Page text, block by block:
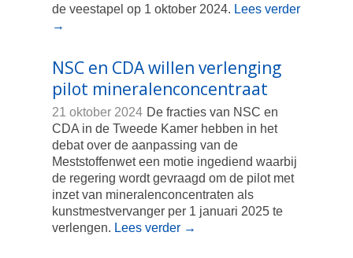
de veestapel op 1 oktober 2024. Lees verder
→
NSC en CDA willen verlenging
pilot mineralenconcentraat
21 oktober 2024 De fracties van NSC en
CDA in de Tweede Kamer hebben in het
debat over de aanpassing van de
Meststoffenwet een motie ingediend waarbij
de regering wordt gevraagd om de pilot met
inzet van mineralenconcentraten als
kunstmestvervanger per 1 januari 2025 te
verlengen. Lees verder →